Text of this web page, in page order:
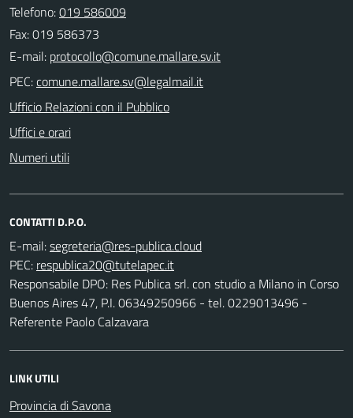
Telefono:019 586009
Fax: 019 586373
E-mail:
PEC:
Ufficio Relazioni con il Pubblico
Uffici e orari
Numeri utili
CONTATTI D.P.O.
E-mail:
PEC:
Responsabile DPO: Res Publica srl. con studio a Milano in Corso
Buenos Aires 47, P.I. 06349250966 - tel. 0229013496 -
Referente Paolo Calzavara
LINK UTILI
Provincia di Savona